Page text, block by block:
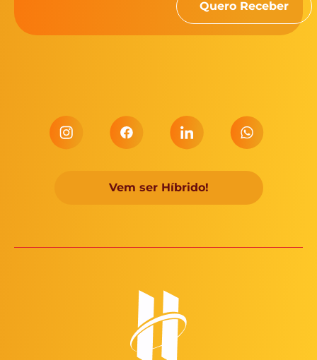
Vem ser Híbrido!